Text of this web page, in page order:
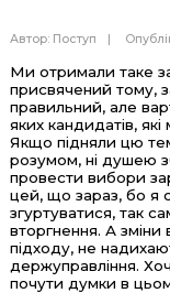
Автор: Поступ
Ми отримали таке
присвячений тому,
правильний, але
яких кандидатів,
Якщо підняли цю
розумом, ні душею
провести вибори
цей, що зараз, бо я
згуртуватися, так
вторгнення. А зміни
підходу, не
держуправління.
почути думки в